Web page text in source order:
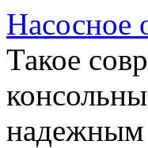
Насосное
Такое
надежным